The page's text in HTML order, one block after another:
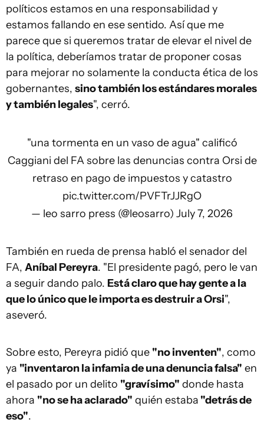
políticos estamos en una responsabilidad y
estamos fallando en ese sentido. Así que me
parece que si queremos tratar de elevar el nivel de
la política, deberíamos tratar de proponer cosas
para mejorar no solamente la conducta ética de los
gobernantes, sino también los estándares morales
y también legales", cerró.
"una tormenta en un vaso de agua" calificó
Caggiani del FA sobre las denuncias contra Orsi de
retraso en pago de impuestos y catastro
pic.twitter.com/PVFTrJJRgO
— leo sarro press (@leosarro) July 7, 2026
También en rueda de prensa habló el senador del
FA, Aníbal Pereyra. "El presidente pagó, pero le van
a seguir dando palo. Está claro que hay gente a la
que lo único que le importa es destruir a Orsi",
aseveró.
Sobre esto, Pereyra pidió que "no inventen", como
ya "inventaron la infamia de una denuncia falsa" en
el pasado por un delito "gravísimo" donde hasta
ahora "no se ha aclarado" quién estaba "detrás de
eso".